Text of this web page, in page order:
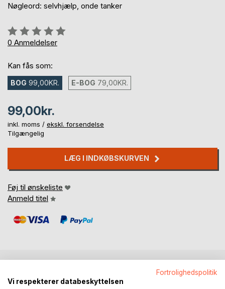
Nøgleord: selvhjælp, onde tanker
Anmeldelse::
0%
0 Anmeldelser
Kan fås som:
BOG 99,00KR. E-BOG 79,00KR.
99,00kr.
inkl. moms / ekskl. forsendelse
Tilgængelig
LÆG I INDKØBSKURVEN
Føj til ønskeliste
Anmeld titel
Fortrolighedspolitik
Vi respekterer databeskyttelsen